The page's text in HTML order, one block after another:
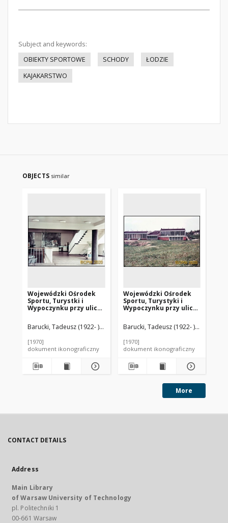
Subject and keywords:
OBIEKTY SPORTOWE
SCHODY
ŁODZIE
KAJAKARSTWO
OBJECTS similar
Wojewódzki Ośrodek
Sportu, Turystki i
Wypoczynku przy ulicy
hallu ze schodami
Barucki, Tadeusz (1922- ). Fotograf
[1970]
dokument ikonograficzny
Wojewódzki Ośrodek
Sportu, Turystyki i
Wypoczynku przy ulicy
zewnętrzny od
niezagospodarowanej
Barucki, Tadeusz (1922- ). Fotograf
[1970]
dokument ikonograficzny
More
CONTACT DETAILS
Address
Main Library
of Warsaw University of Technology
pl. Politechniki 1
00-661 Warsaw